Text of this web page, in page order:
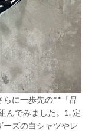
らに一歩先の**「品
んでみました。1. 定
ズの白シャツやレ